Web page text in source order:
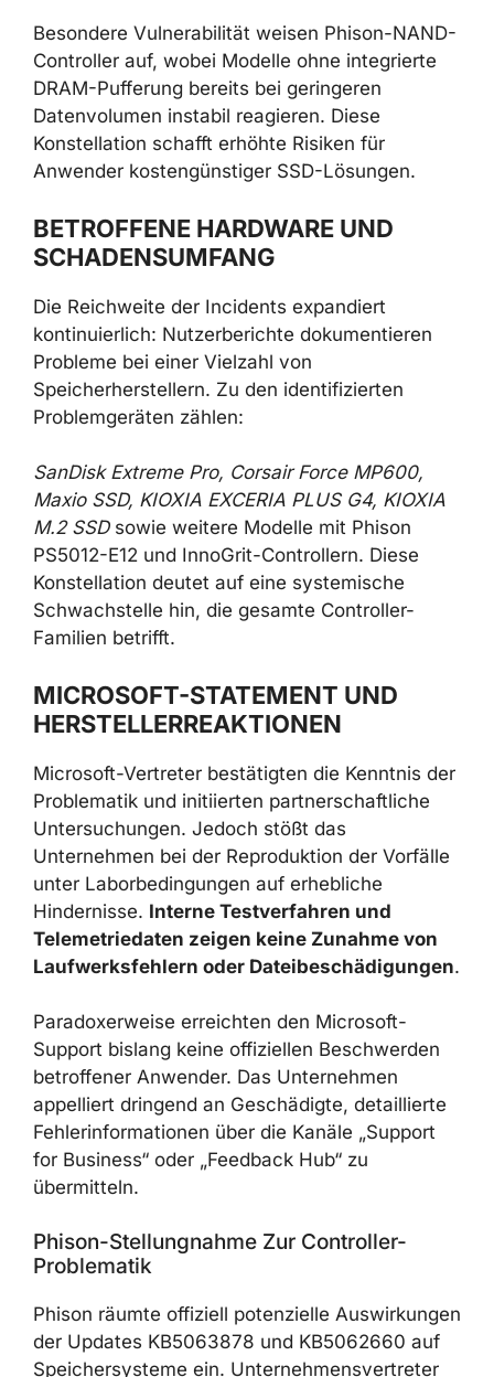
Besondere Vulnerabilität weisen Phison-NAND-
Controller auf, wobei Modelle ohne integrierte
DRAM-Pufferung bereits bei geringeren
Datenvolumen instabil reagieren. Diese
Konstellation schafft erhöhte Risiken für
Anwender kostengünstiger SSD-Lösungen.
BETROFFENE HARDWARE UND
SCHADENSUMFANG
Die Reichweite der Incidents expandiert
kontinuierlich: Nutzerberichte dokumentieren
Probleme bei einer Vielzahl von
Speicherherstellern. Zu den identifizierten
Problemgeräten zählen:
SanDisk Extreme Pro, Corsair Force MP600,
Maxio SSD, KIOXIA EXCERIA PLUS G4, KIOXIA
M.2 SSDsowie weitere Modelle mit Phison
PS5012-E12 und InnoGrit-Controllern. Diese
Konstellation deutet auf eine systemische
Schwachstelle hin, die gesamte Controller-
Familien betrifft.
MICROSOFT-STATEMENT UND
HERSTELLERREAKTIONEN
Microsoft-Vertreter bestätigten die Kenntnis der
Problematik und initiierten partnerschaftliche
Untersuchungen. Jedoch stößt das
Unternehmen bei der Reproduktion der Vorfälle
unter Laborbedingungen auf erhebliche
Hindernisse. Interne Testverfahren und
Telemetriedaten zeigen keine Zunahme von
Laufwerksfehlern oder Dateibeschädigungen.
Paradoxerweise erreichten den Microsoft-
Support bislang keine offiziellen Beschwerden
betroffener Anwender. Das Unternehmen
appelliert dringend an Geschädigte, detaillierte
Fehlerinformationen über die Kanäle „Support
for Business“ oder „Feedback Hub“ zu
übermitteln.
Phison-Stellungnahme Zur Controller-
Problematik
Phison räumte offiziell potenzielle Auswirkungen
der Updates KB5063878 und KB5062660 auf
Speichersysteme ein. Unternehmensvertreter